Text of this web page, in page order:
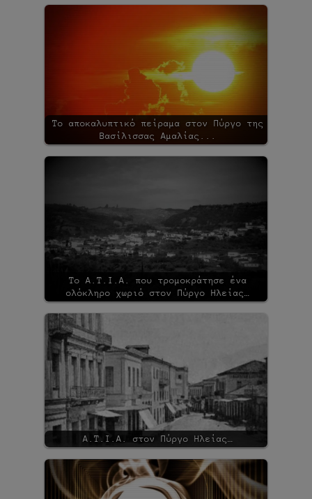
Το αποκαλυπτικό πείραμα στον Πύργο της
Βασίλισσας Αμαλίας...
Το Α.Τ.Ι.Α. που τρομοκράτησε ένα
ολόκληρο χωριό στον Πύργο Ηλείας…
Α.Τ.Ι.Α. στον Πύργο Ηλείας…